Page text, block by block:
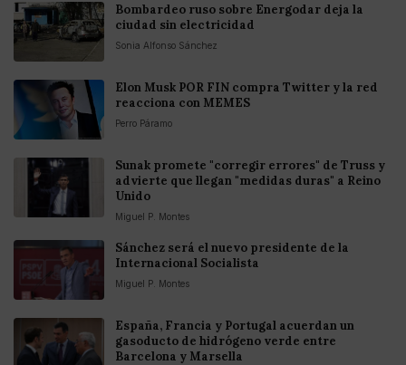
Bombardeo ruso sobre Energodar deja la
ciudad sin electricidad
Sonia Alfonso Sánchez
Elon Musk POR FIN compra Twitter y la red
reacciona con MEMES
Perro Páramo
Sunak promete "corregir errores" de Truss y
advierte que llegan "medidas duras" a Reino
Unido
Miguel P. Montes
Sánchez será el nuevo presidente de la
Internacional Socialista
Miguel P. Montes
España, Francia y Portugal acuerdan un
gasoducto de hidrógeno verde entre
Barcelona y Marsella